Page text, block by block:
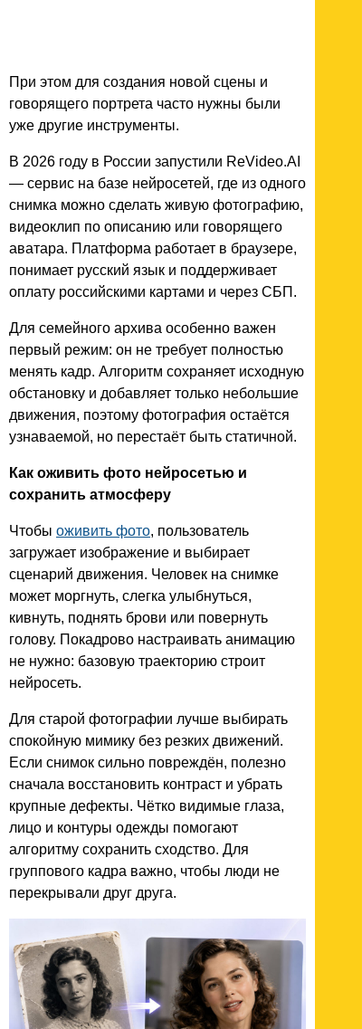
При этом для создания новой сцены и
говорящего портрета часто нужны были
уже другие инструменты.
В 2026 году в России запустили ReVideo.AI
— сервис на базе нейросетей, где из одного
снимка можно сделать живую фотографию,
видеоклип по описанию или говорящего
аватара. Платформа работает в браузере,
понимает русский язык и поддерживает
оплату российскими картами и через СБП.
Для семейного архива особенно важен
первый режим: он не требует полностью
менять кадр. Алгоритм сохраняет исходную
обстановку и добавляет только небольшие
движения, поэтому фотография остаётся
узнаваемой, но перестаёт быть статичной.
Как оживить фото нейросетью и
сохранить атмосферу
Чтобы оживить фото, пользователь
загружает изображение и выбирает
сценарий движения. Человек на снимке
может моргнуть, слегка улыбнуться,
кивнуть, поднять брови или повернуть
голову. Покадрово настраивать анимацию
не нужно: базовую траекторию строит
нейросеть.
Для старой фотографии лучше выбирать
спокойную мимику без резких движений.
Если снимок сильно повреждён, полезно
сначала восстановить контраст и убрать
крупные дефекты. Чётко видимые глаза,
лицо и контуры одежды помогают
алгоритму сохранить сходство. Для
группового кадра важно, чтобы люди не
перекрывали друг друга.